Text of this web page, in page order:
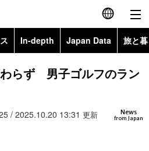
English
简体字
In-depth Japan Data 旅と
Topics
らず 男子ゴルフのラン
News
from Japan
/ 2025.10.20 13:31 更新